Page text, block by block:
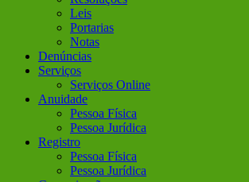
Leis
Portarias
Notas
Denúncias
Serviços
Serviços Online
Anuidade
Pessoa Física
Pessoa Jurídica
Registro
Pessoa Física
Pessoa Jurídica